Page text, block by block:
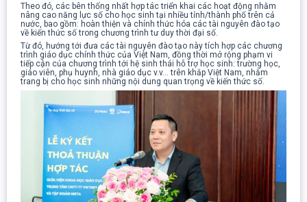
Theo đó, các bên thống nhất hợp tác triển khai các hoạt động nhằm
nâng cao năng lực số cho học sinh tại nhiều tỉnh/thành phố trên cả
nước, bao gồm: hoàn thiện và chính thức hóa các tài nguyên đào tạo
về kiến thức số trong chương trình tư duy thời đại số.
Từ đó, hướng tới đưa các tài nguyên đào tạo này tích hợp các chương
trình giáo dục chính thức của Việt Nam, đồng thời mở rộng phạm vi
tiếp cận của chương trình tới hệ sinh thái hỗ trợ học sinh: trường học,
giáo viên, phụ huynh, nhà giáo dục v.v… trên khắp Việt Nam, nhằm
trang bị cho học sinh những nội dung quan trọng về kiến thức số.